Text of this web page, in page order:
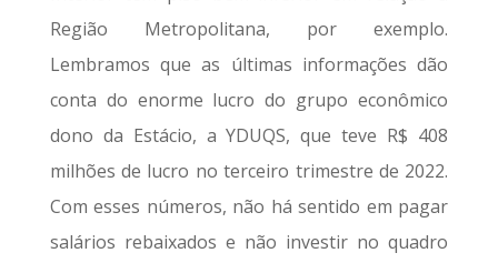
Região Metropolitana, por exemplo.
Lembramos que as últimas informações dão
conta do enorme lucro do grupo econômico
dono da Estácio, a YDUQS, que teve R$ 408
milhões de lucro no terceiro trimestre de 2022.
Com esses números, não há sentido em pagar
salários rebaixados e não investir no quadro